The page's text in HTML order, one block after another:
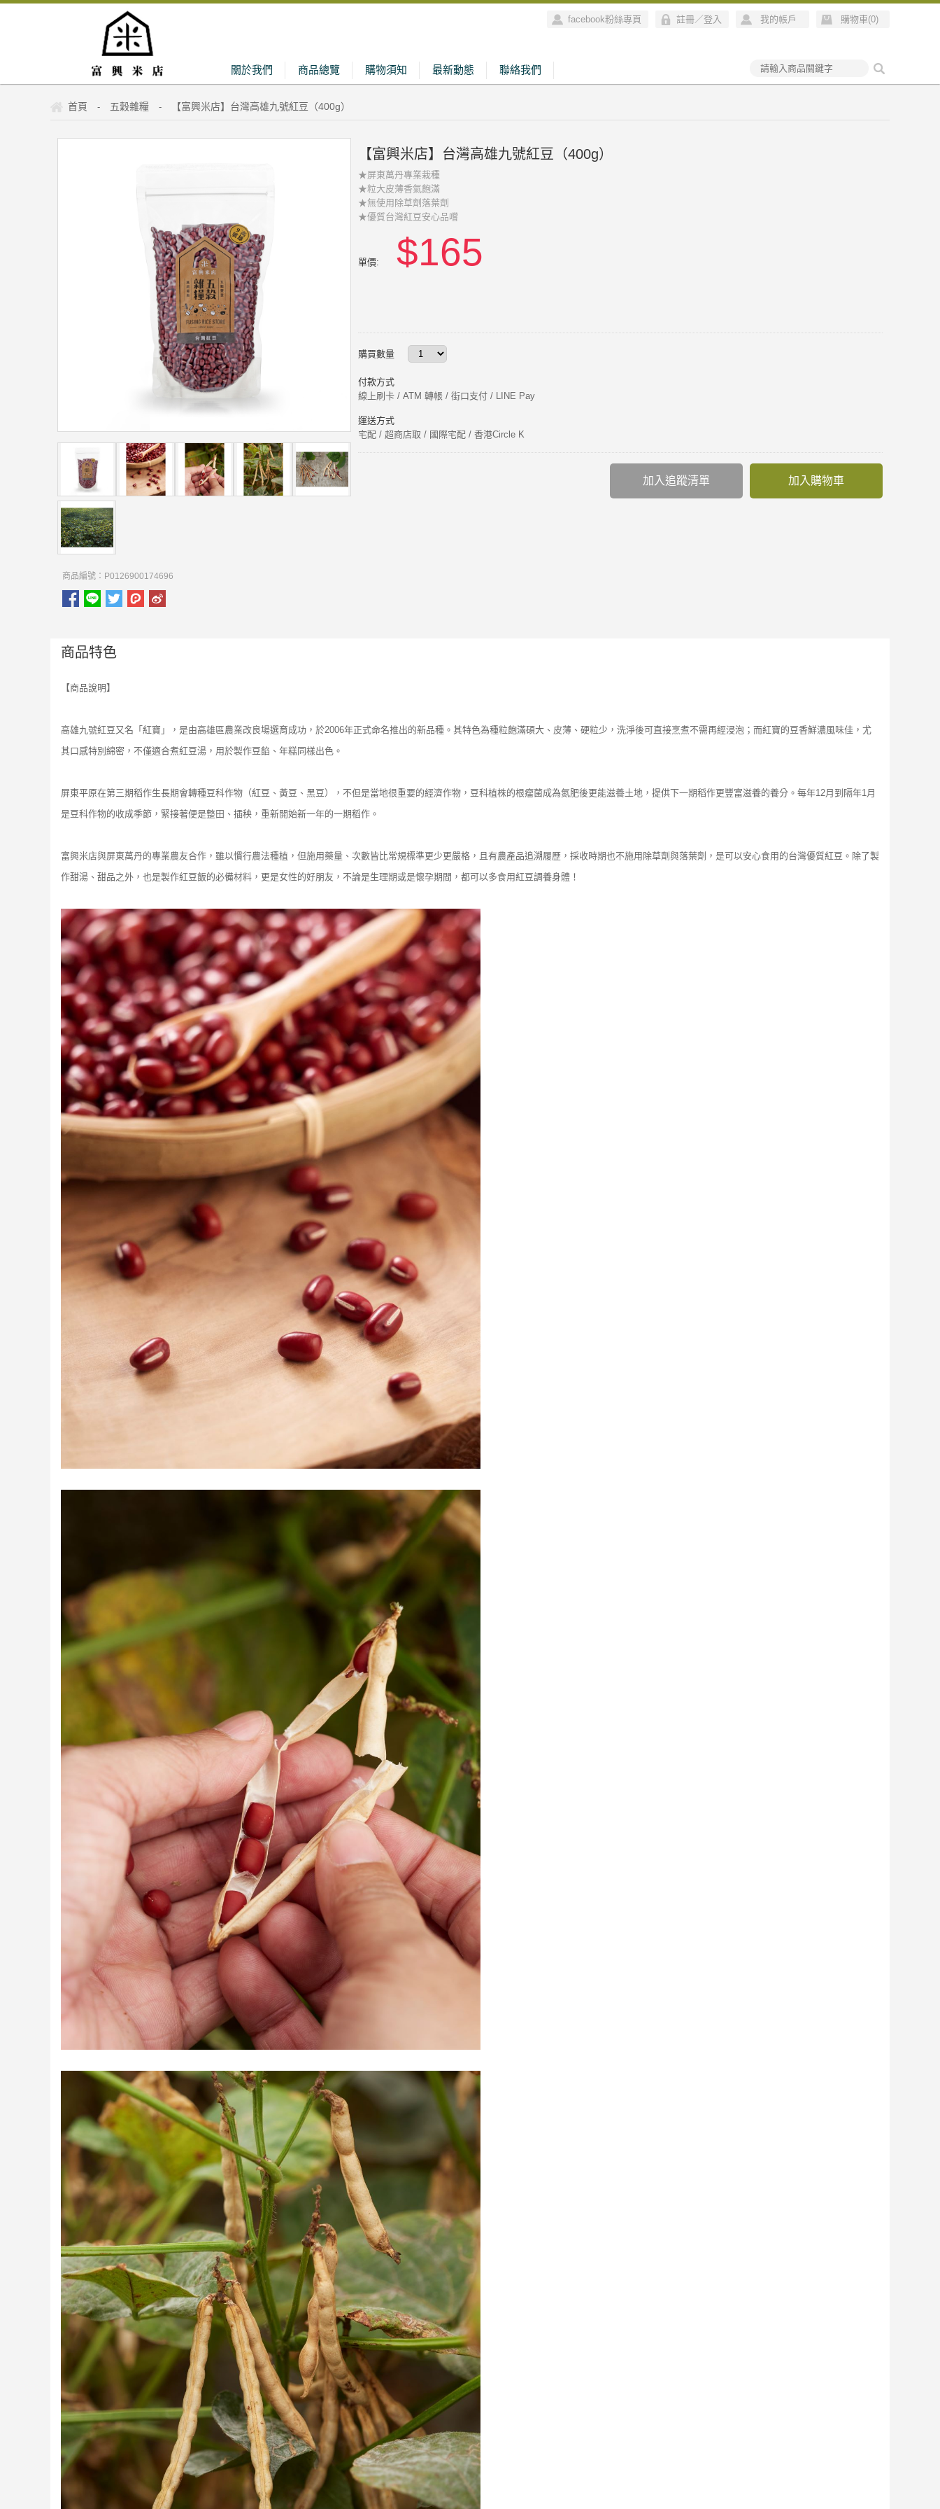
購物車(0)
我的帳戶
註冊／登入
facebook粉絲專頁
關於我們 商品總覽 購物須知 最新動態 聯絡我們
首頁 - 五穀雜糧 - 【富興米店】台灣高雄九號紅豆（400g）
商品編號：P0126900174696
【富興米店】台灣高雄九號紅豆（400g）
★屏東萬丹專業栽種
★粒大皮薄香氣飽滿
★無使用除草劑落葉劑
★優質台灣紅豆安心品嚐
單價: $165
購買數量
付款方式
線上刷卡 / ATM 轉帳 / 街口支付 / LINE Pay
運送方式
宅配 / 超商店取 / 國際宅配 / 香港Circle K
加入購物車
加入追蹤清單
商品特色
【商品說明】
高雄九號紅豆又名「紅寶」，是由高雄區農業改良場選育成功，於2006年正式命名推出的新品種。其特色為種粒飽滿碩大、皮薄、硬粒少，洗淨後可直接烹煮不需再經浸泡；而紅寶的豆香鮮濃風味佳，尤
其口感特別綿密，不僅適合煮紅豆湯，用於製作豆餡、年糕同樣出色。
屏東平原在第三期稻作生長期會轉種豆科作物（紅豆、黃豆、黑豆），不但是當地很重要的經濟作物，豆科植株的根瘤菌成為氮肥後更能滋養土地，提供下一期稻作更豐富滋養的養分。每年12月到隔年1月
是豆科作物的收成季節，緊接著便是整田、插秧，重新開始新一年的一期稻作。
富興米店與屏東萬丹的專業農友合作，雖以慣行農法種植，但施用藥量、次數皆比常規標準更少更嚴格，且有農產品追溯履歷，採收時期也不施用除草劑與落葉劑，是可以安心食用的台灣優質紅豆。除了製
作甜湯、甜品之外，也是製作紅豆飯的必備材料，更是女性的好朋友，不論是生理期或是懷孕期間，都可以多食用紅豆調養身體！